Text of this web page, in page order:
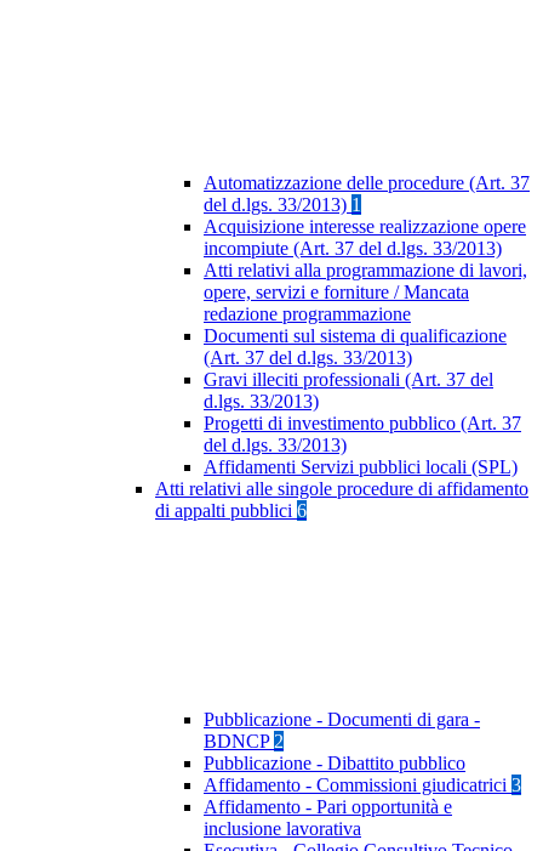
Automatizzazione delle procedure (Art. 37
del d.lgs. 33/2013) 1
Acquisizione interesse realizzazione opere
incompiute (Art. 37 del d.lgs. 33/2013)
Atti relativi alla programmazione di lavori,
opere, servizi e forniture / Mancata
redazione programmazione
Documenti sul sistema di qualificazione
(Art. 37 del d.lgs. 33/2013)
Gravi illeciti professionali (Art. 37 del
d.lgs. 33/2013)
Progetti di investimento pubblico (Art. 37
del d.lgs. 33/2013)
Affidamenti Servizi pubblici locali (SPL)
Atti relativi alle singole procedure di affidamento
di appalti pubblici 6
Pubblicazione - Documenti di gara -
BDNCP 2
Pubblicazione - Dibattito pubblico
Affidamento - Commissioni giudicatrici 3
Affidamento - Pari opportunità e
inclusione lavorativa